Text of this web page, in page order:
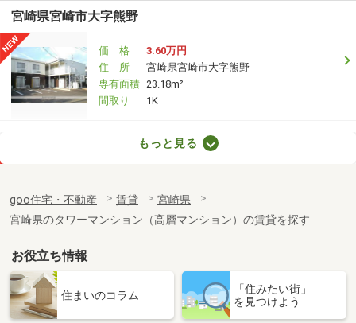
宮崎県宮崎市大字熊野
価 格
3.60万円
住 所
宮崎県宮崎市大字熊野
専有面積 23.18m²
間取り
1K
宮崎県宮崎市霧島３丁目
専有面積
26.08m²
間取り
1K
宮崎県宮崎市霧島３丁目
価 格
4.70万円
宮崎県宮崎市霧島３丁目
もっと見る
goo住宅・不動産 賃貸
宮崎県
宮崎県のタワーマンション（高層マンション）の賃貸を探す
お役立ち情報
住まいのコラム
「住みたい街」
を見つけよう